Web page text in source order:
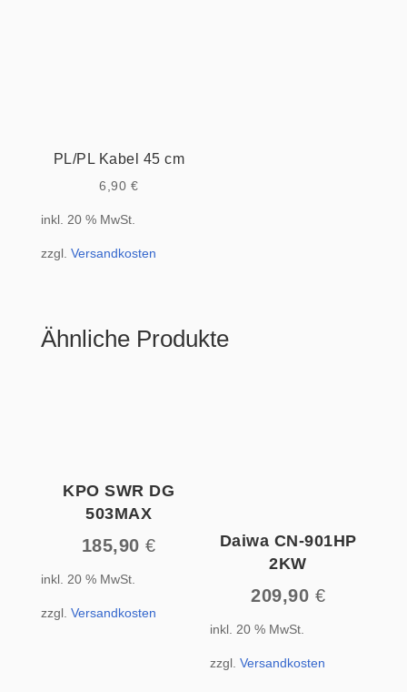
PL/PL Kabel 45 cm
6,90 €
inkl. 20 % MwSt.
zzgl. Versandkosten
Ähnliche Produkte
KPO SWR DG
503MAX
185,90€
inkl. 20 % MwSt.
zzgl. Versandkosten
Daiwa CN-901HP
2KW
209,90 €
inkl. 20 % MwSt.
zzgl.Versandkosten